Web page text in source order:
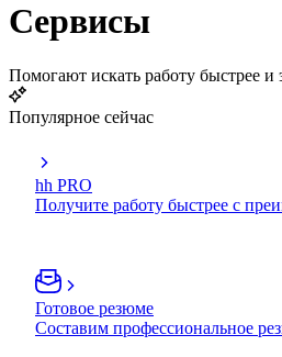
Сервисы
Помогают искать работу быстрее и
Популярное сейчас
hh PRO
Получите работу быстрее с
Готовое резюме
Составим профессиональное